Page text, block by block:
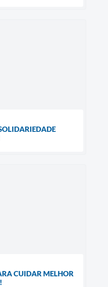
CUIDAR MELHOR